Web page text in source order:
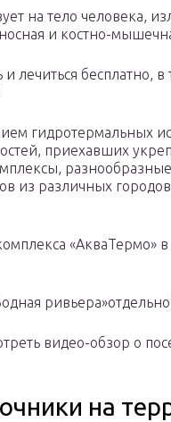
на тело человека,
и костно-
и лечиться бесплатно,
гидротермальных
приехавших
из различных
«АкваТермо»
видео-обзор о
на